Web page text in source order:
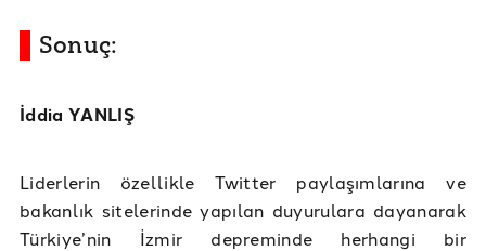
Sonuç:
İddia YANLIŞ
Liderlerin özellikle Twitter paylaşımlarına ve
bakanlık sitelerinde yapılan duyurulara dayanarak
Türkiye’nin İzmir depreminde herhangi bir